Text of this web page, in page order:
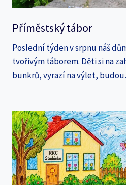
Příměstský tábor
Poslední týden v srpnu náš
tvořivým táborem. Děti si na
bunkrů, vyrazí na výlet,